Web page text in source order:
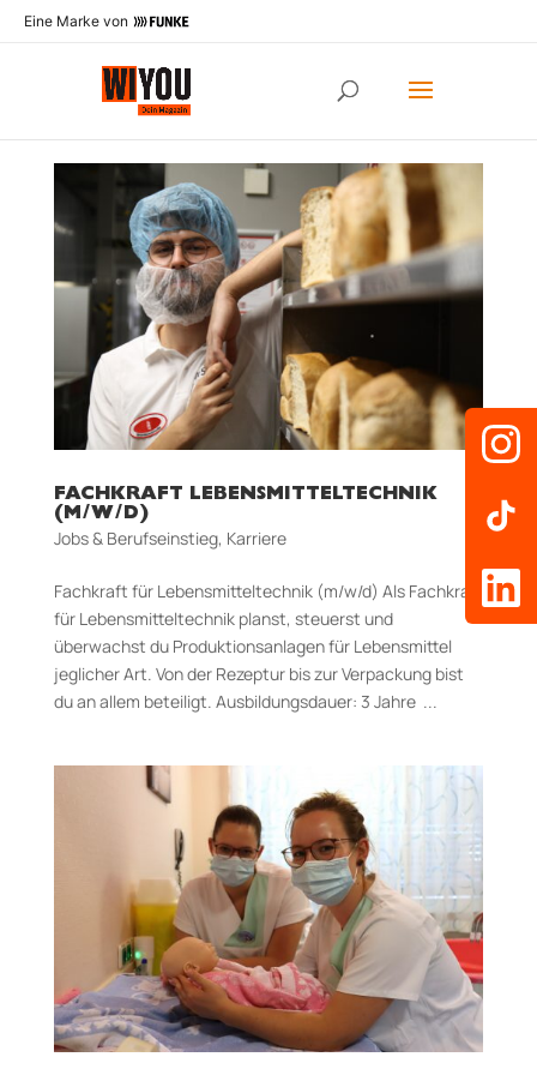
Eine Marke von
FACHKRAFT LEBENSMITTELTECHNIK
(M/W/D)
Jobs & Berufseinstieg, Karriere
Fachkraft für Lebensmitteltechnik (m/w/d) Als Fachkraft
für Lebensmitteltechnik planst, steuerst und
überwachst du Produktionsanlagen für Lebensmittel
jeglicher Art. Von der Rezeptur bis zur Verpackung bist
du an allem beteiligt. Aus­bildungs­dauer: 3 Jahre ...